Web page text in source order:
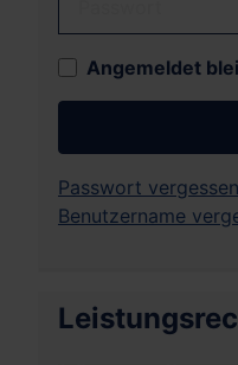
Angemeldet
Passwort
Benutzername